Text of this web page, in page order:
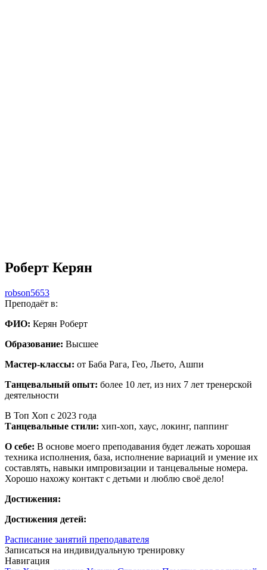
Роберт Керян
robson5653
Преподаёт в:
ФИО: Керян Роберт
Образование: Высшее
Мастер-классы: от Баба Рага, Гео, Льето, Ашпи
Танцевальный опыт: более 10 лет, из них 7 лет тренерской
деятельности
В Топ Хоп с 2023 года
Танцевальные стили: хип-хоп, хаус, локинг, паппинг
О себе: В основе моего преподавания будет лежать хорошая
техника исполнения, база, исполнение вариаций и умение их
составлять, навыки импровизации и танцевальные номера.
Хорошо нахожу контакт с детьми и люблю своё дело!
Достижения:
Достижения детей:
Расписание занятий преподавателя
Записаться на индивидуальную тренировку
Навигация